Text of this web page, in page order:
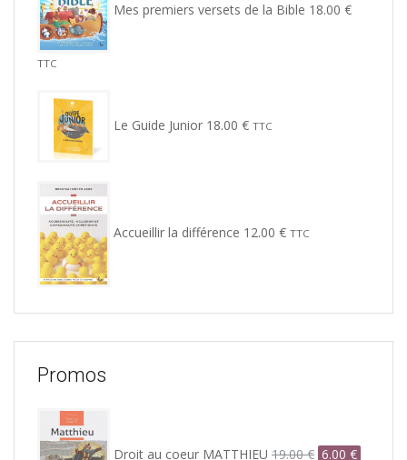
Mes premiers versets de la Bible 18.00 €
TTC
Le Guide Junior 18.00 € TTC
Accueillir la différence 12.00 € TTC
Promos
Droit au coeur MATTHIEU 19.00€ initial
6.00 €